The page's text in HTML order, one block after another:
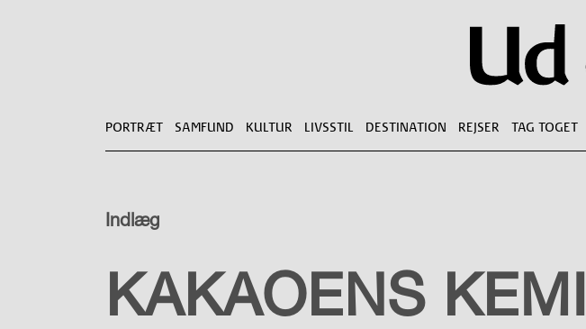
PORTRÆT SAMFUND KULTUR LIVSSTIL DESTINATION REJSER TAG TOGET
Indlæg
LIVSSTIL
KAKAOENS KEMI